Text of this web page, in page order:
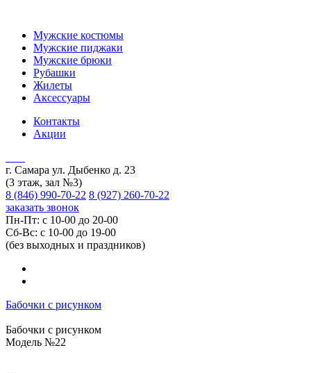
Мужские костюмы
Мужские пиджаки
Мужские брюки
Рубашки
Жилеты
Аксессуары
Контакты
Акции
г. Самара ул. Дыбенко д. 23
(3 этаж, зал №3)
8 (846) 990-70-22 8 (927) 260-70-22
заказать звонок
Пн-Пт: с 10-00 до 20-00
Сб-Вс: с 10-00 до 19-00
(без выходных и праздников)
Бабочки с рисунком
Бабочки с рисунком
Модель №22